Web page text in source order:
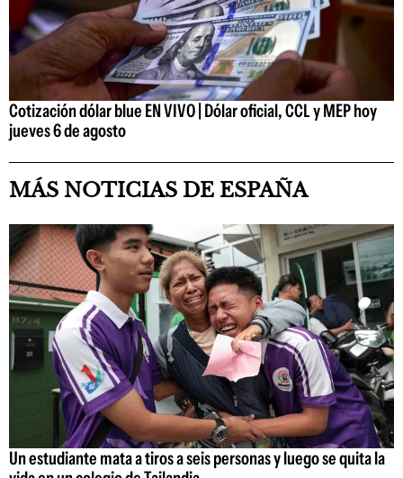
Cotización dólar blue EN VIVO | Dólar oficial, CCL y MEP hoy
jueves 6 de agosto
MÁS NOTICIAS DE ESPAÑA
Un estudiante mata a tiros a seis personas y luego se quita la